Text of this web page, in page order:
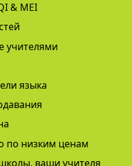
& MEI
учителями
языка
по низким ценам
ваши учителя